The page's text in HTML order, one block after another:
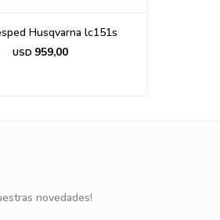
Husqvarna lc151s
USD 959,00
novedades!